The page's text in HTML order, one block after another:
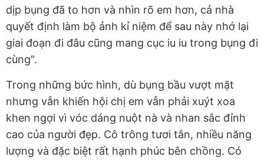
dịp bụng đã to hơn và nhìn rõ em hơn, cả nhà
quyết định làm bộ ảnh kỉ niệm để sau này nhớ lại
giai đoạn đi đâu cũng mang cục iu iu trong bụng đi
cùng".
Trong những bức hình, dù bụng bầu vượt mặt
nhưng vẫn khiến hội chị em vẫn phải xuýt xoa
khen ngợi vì vóc dáng nuột nà và nhan sắc đỉnh
cao của người đẹp. Cô trông tươi tắn, nhiều năng
lượng và đặc biệt rất hạnh phúc bên chồng. Có